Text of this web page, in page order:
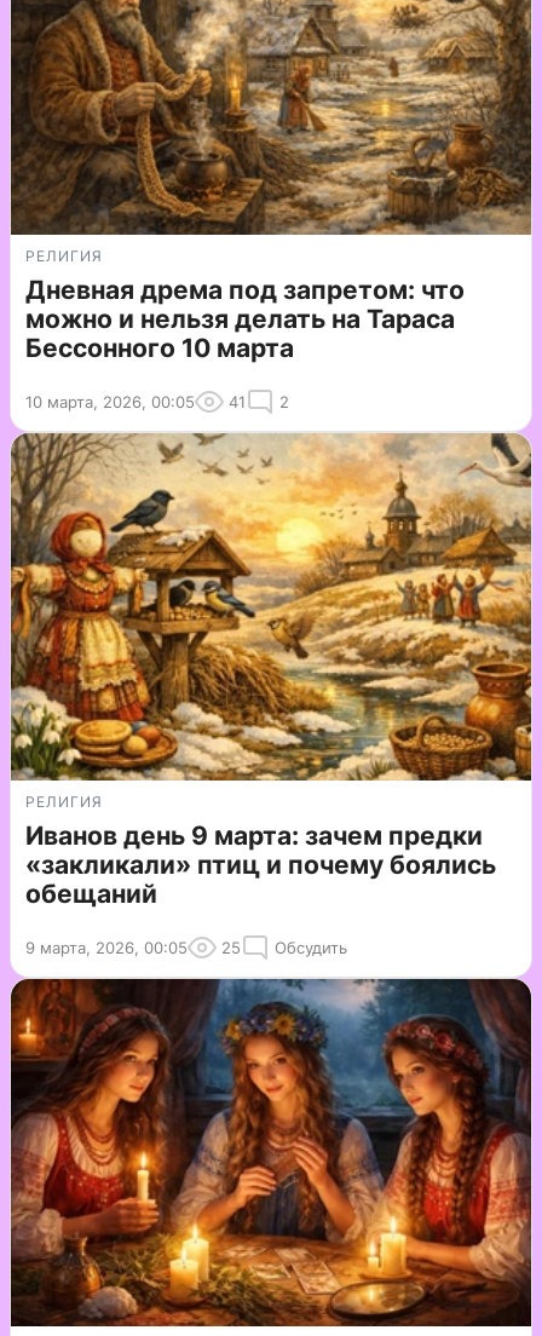
РЕЛИГИЯ
Дневная дрема под запретом: что
можно и нельзя делать на Тараса
Бессонного 10 марта
10 марта, 2026, 00:05 41 2
РЕЛИГИЯ
Иванов день 9 марта: зачем предки
«закликали» птиц и почему боялись
обещаний
9 марта, 2026, 00:05 25 Обсудить